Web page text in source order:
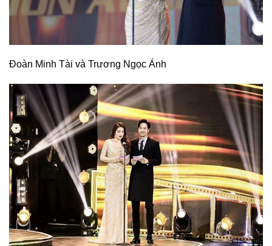
Đoàn Minh Tài và Trương Ngọc Ánh